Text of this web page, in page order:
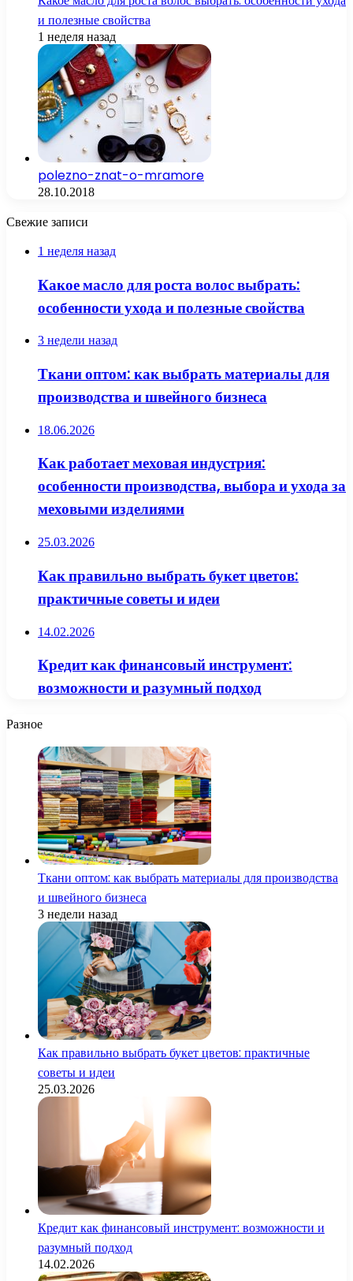
и полезные свойства
1 неделя назад
polezno-znat-o-mramore
28.10.2018
Свежие записи
1 неделя назад
Какое масло для роста волос выбрать:
особенности ухода и полезные свойства
3 недели назад
Ткани оптом: как выбрать материалы для
производства и швейного бизнеса
18.06.2026
Как работает меховая индустрия:
особенности производства, выбора и ухода за
меховыми изделиями
25.03.2026
Как правильно выбрать букет цветов:
практичные советы и идеи
14.02.2026
Кредит как финансовый инструмент:
возможности и разумный подход
Разное
Ткани оптом: как выбрать материалы для производства
и швейного бизнеса
3 недели назад
Как правильно выбрать букет цветов: практичные
советы и идеи
25.03.2026
Кредит как финансовый инструмент: возможности и
разумный подход
14.02.2026